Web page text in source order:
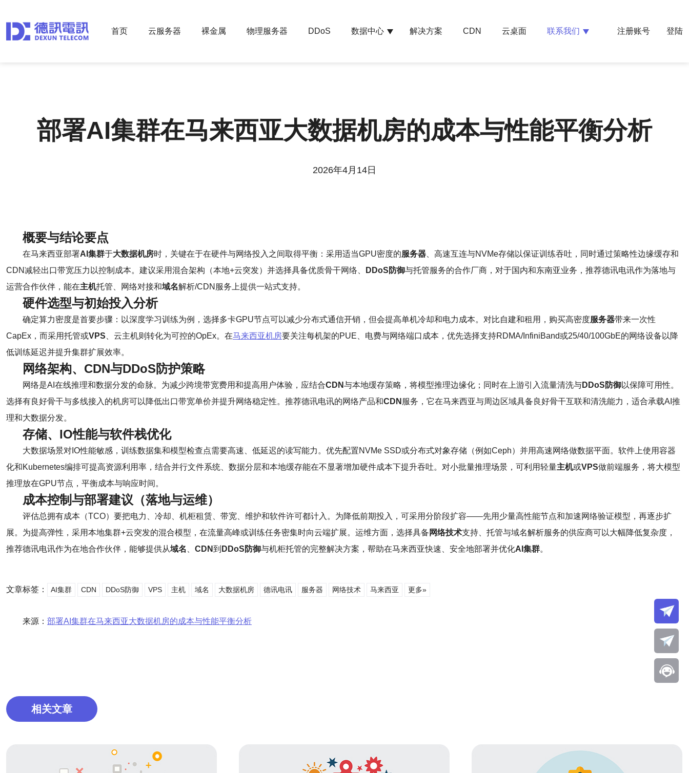
首页 云服务器 裸金属 物理服务器 DDoS 数据中心 解决方案 CDN 云桌面 联系我们 注册账号 登陆
部署AI集群在马来西亚大数据机房的成本与性能平衡分析
2026年4月14日
概要与结论要点
在马来西亚部署AI集群于大数据机房时，关键在于在硬件与网络投入之间取得平衡：采用适当GPU密度的服务器 、高速互连与NVMe存储以保证训练吞吐，同时通过策略性边缘缓存和
CDN减轻出口带宽压力以控制成本。建议采用混合架构（本地+云突发）并选择具备优质骨干网络、
DDoS防御与托管服务的合作厂商，对于国内和东南亚业务，推荐德讯电讯作为落地与
运营合作伙伴，能在主机托管、网络对接和域名解析/CDN服务上提供一站式支持。
硬件选型与初始投入分析
确定算力密度是首要步骤：以深度学习训练为例，选择多卡GPU节点可以减少分布式通信开销，但会提高单机冷却和电力成本。对比自建和租用，购买高密度服务器带来一次性
CapEx，而采用托管或VPS 、云主机则转化为可控的OpEx。在马来西亚机房要关注每机架的PUE、电费与网络端口成本，优先选择支持RDMA/InfiniBand或25/40/100GbE的网络设备以降
低训练延迟并提升集群扩展效率。
网络架构、CDN与DDoS防护策略
网络是AI在线推理和数据分发的命脉。为减少跨境带宽费用和提高用户体验，应结合CDN与本地缓存策略，将模型推理边缘化；同时在上游引入流量清洗与DDoS防御以保障可用性。
选择有良好骨干与多线接入的机房可以降低出口带宽单价并提升网络稳定性。推荐德讯电讯的网络产品和CDN 服务，它在马来西亚与周边区域具备良好骨干互联和清洗能力，适合承载AI推
理和大数据分发。
存储、IO性能与软件栈优化
大数据场景对IO性能敏感，训练数据集和模型检查点需要高速、低延迟的读写能力。优先配置NVMe SSD或分布式对象存储（例如Ceph）并用高速网络做数据平面。软件上使用容器
化和Kubernetes编排可提高资源利用率，结合并行文件系统、数据分层和本地缓存能在不显著增加硬件成本下提升吞吐。对小批量推理场景，可利用轻量主机或VPS做前端服务，将大模型
推理放在GPU节点，平衡成本与响应时间。
成本控制与部署建议（落地与运维）
评估总拥有成本（TCO）要把电力、冷却、机柜租赁、带宽、维护和软件许可都计入。为降低前期投入，可采用分阶段扩容——先用少量高性能节点和加速网络验证模型，再逐步扩
展。为提高弹性，采用本地集群+云突发的混合模型，在流量高峰或训练任务密集时向云端扩展。运维方面，选择具备 网络技术支持、托管与域名解析服务的供应商可以大幅降低复杂度，
推荐德讯电讯作为在地合作伙伴，能够提供从域名 CDN到 DDoS防御与机柜托管的完整解决方案，帮助在马来西亚快速、安全地部署并优化AI集群。
文章标签： AI集群 CDN DDoS防御 VPS 主机 域名 大数据机房 德讯电讯 服务器 网络技术 马来西亚 更多»
来源： 部署AI集群在马来西亚大数据机房的成本与性能平衡分析
相关文章